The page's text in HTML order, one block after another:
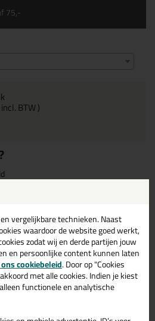
incl. BTW )
75,-
Specificaties Reviews (1)
in Ø90
vandaag nog! Vandaag besteld =
en kenmerken van dit
vergelijkbare technieken. Naast
waardoor de website goed werkt,
zodat wij en derde partijen jouw
en persoonlijke content kunnen laten
cookiebeleid. Door op "Cookies
met alle cookies. Indien je kiest
functionele en analytische